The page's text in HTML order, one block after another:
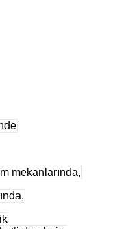
mekanlarında,